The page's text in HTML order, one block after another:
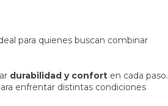
para quienes buscan combinar
durabilidad y confort en cada paso.
enfrentar distintas condiciones